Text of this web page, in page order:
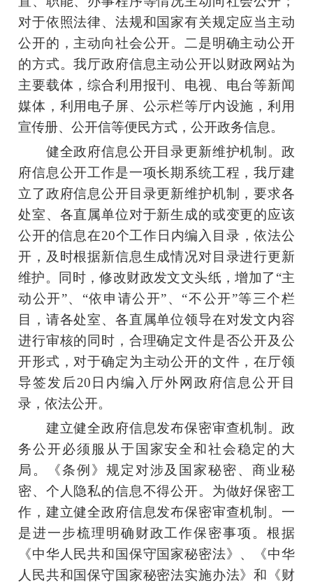
对于依照法律、法规和国家有关规定应当主动
公开的，主动向社会公开。二是明确主动公开
的方式。我厅政府信息主动公开以财政网站为
主要载体，综合利用报刊、电视、电台等新闻
媒体，利用电子屏、公示栏等厅内设施，利用
宣传册、公开信等便民方式，公开政务信息。
健全政府信息公开目录更新维护机制。政
府信息公开工作是一项长期系统工程，我厅建
立了政府信息公开目录更新维护机制，要求各
处室、各直属单位对于新生成的或变更的应该
公开的信息在20个工作日内编入目录，依法公
开，及时根据新信息生成情况对目录进行更新
维护。同时，修改财政发文文头纸，增加了“主
动公开”、“依申请公开”、“不公开”等三个栏
目，请各处室、各直属单位领导在对发文内容
进行审核的同时，合理确定文件是否公开及公
开形式，对于确定为主动公开的文件，在厅领
导签发后20日内编入厅外网政府信息公开目
录，依法公开。
建立健全政府信息发布保密审查机制。政
务公开必须服从于国家安全和社会稳定的大
局。《条例》规定对涉及国家秘密、商业秘
密、个人隐私的信息不得公开。为做好保密工
作，建立健全政府信息发布保密审查机制。一
是进一步梳理明确财政工作保密事项。根据
《中华人民共和国保守国家秘密法》、《中华
人民共和国保守国家秘密法实施办法》和《财